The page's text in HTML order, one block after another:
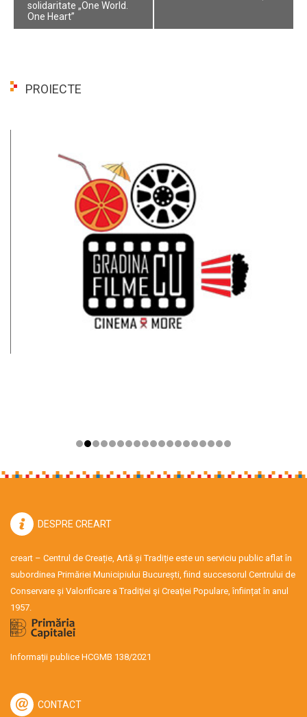
solidaritate „One World.
One Heart”
PROIECTE
DESPRE CREART
creart – Centrul de Creație, Artă și Tradiție este un serviciu public aflat în
subordinea Primăriei Municipiului București, fiind succesorul Centrului de
Conservare şi Valorificare a Tradiţiei şi Creaţiei Populare, înființat în anul
1957.
Informații publice HCGMB 138/2021
CONTACT